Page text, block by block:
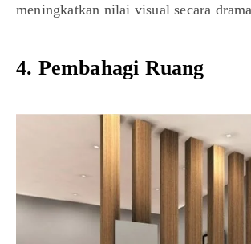
meningkatkan nilai visual secara
4. Pembahagi Ruang